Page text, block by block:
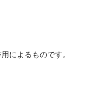
によるものです。